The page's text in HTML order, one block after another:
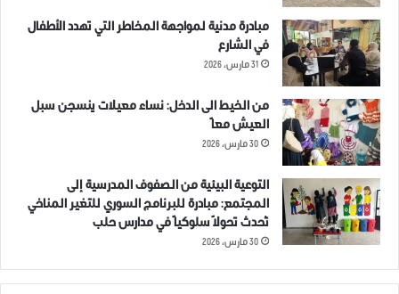
مبادرة مدنية لمواجهة المخاطر التي تهدد الأطفال
في الشارع
31 مارس، 2026
من الخيط الى الدخل: نساء معيلات ينسجن سبل
العيش معاً
30 مارس، 2026
التوعية البيئية من الصفوف المدرسية إلى
المجتمع: مبادرة للبرنامج السوري للتغير المناخي
تُحدث تحولاً سلوكياً في مدارس حلب
30 مارس، 2026